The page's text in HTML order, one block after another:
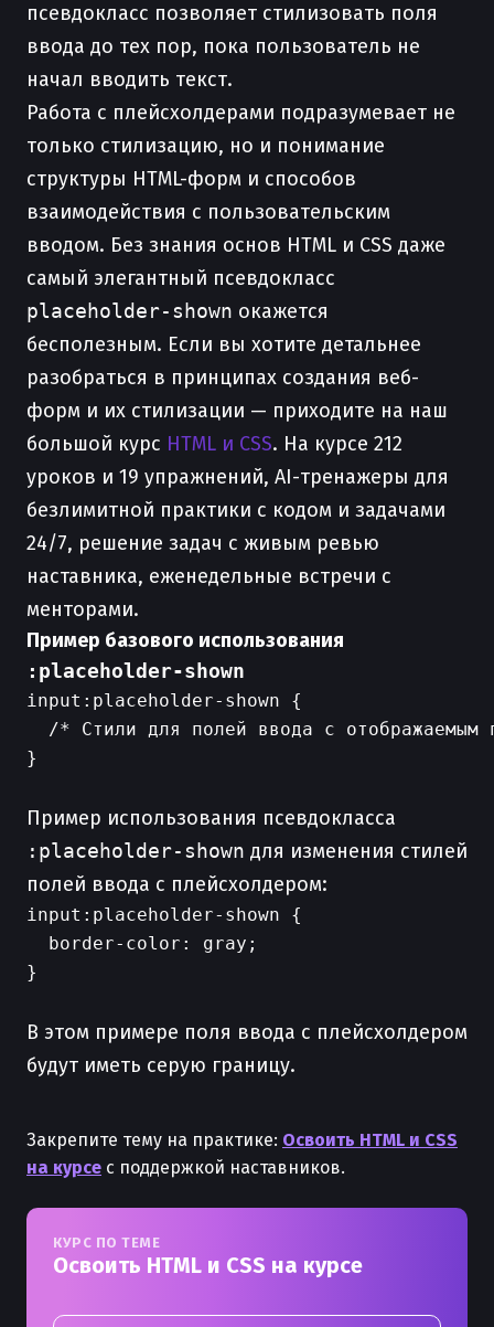
псевдокласс позволяет стилизовать поля
ввода до тех пор, пока пользователь не
начал вводить текст.
Работа с плейсхолдерами подразумевает не
только стилизацию, но и понимание
структуры HTML-форм и способов
взаимодействия с пользовательским
вводом. Без знания основ HTML и CSS даже
самый элегантный псевдокласс
placeholder-shown окажется
бесполезным. Если вы хотите детальнее
разобраться в принципах создания веб-
форм и их стилизации — приходите на наш
большой курс HTML и CSS. На курсе 212
уроков и 19 упражнений, AI-тренажеры для
безлимитной практики с кодом и задачами
24/7, решение задач с живым ревью
наставника, еженедельные встречи с
менторами.
Пример базового использования
:placeholder-shown
input:placeholder-shown {
/* Стили для полей ввода с отображаемым
}
Пример использования псевдокласса
:placeholder-shown для изменения стилей
полей ввода с плейсхолдером:
input:placeholder-shown {
  border-color: gray;
}
В этом примере поля ввода с плейсхолдером
будут иметь серую границу.
Закрепите тему на практике: Освоить HTML и CSS
на курсе с поддержкой наставников.
КУРС ПО ТЕМЕ
Освоить HTML и CSS на курсе